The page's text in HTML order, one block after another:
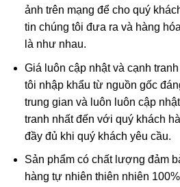
lẫn tạp chấtsắtIII . Các nghiên
tương tác phức tạp củasắtvà
Khi nung nóng ametit thường
hầu hếtcitrine,cairngormcủa
được coi đơn giản chỉ là “ametit
anh ametit có xu hướng bị mất
Ametit tổng hợp rất giống với
đặc điểm hóa học và vật lý đều
nhiên nên rất khó phân biệt một
ảnh trên mạng để cho quý
tin chúng tôi đưa ra và hàng
là như nhau.
Giá luôn cập nhật và cạnh
tôi nhập khẩu từ nguồn gốc
trung gian và luôn luôn cập
tranh nhất đến với quý khách
đầy đủ khi quý khách yêu cầu.
Sản phẩm có chất lượng đảm
hàng tự nhiên thiên nhiên